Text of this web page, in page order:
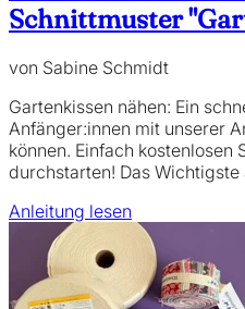
Schnittmuster
von Sabine Schmidt
Gartenkissen nähen: Ein
Anfänger:innen mit unserer
können. Einfach kostenlosen
durchstarten! Das
Anleitung lesen